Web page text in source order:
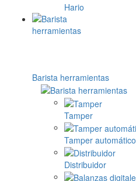
Hario
Barista herramientas
Tamper
Tamper automático
Distribuidor